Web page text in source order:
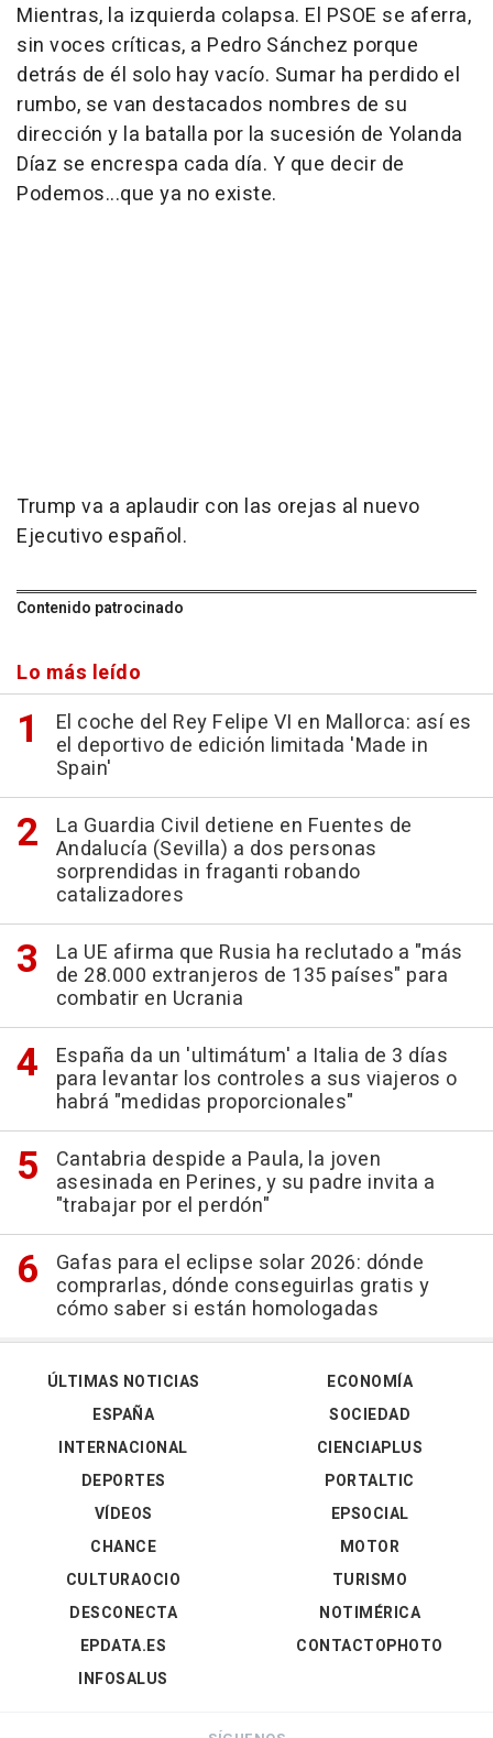
Mientras, la izquierda colapsa. El PSOE se aferra,
sin voces críticas, a Pedro Sánchez porque
detrás de él solo hay vacío. Sumar ha perdido el
rumbo, se van destacados nombres de su
dirección y la batalla por la sucesión de Yolanda
Díaz se encrespa cada día. Y que decir de
Podemos...que ya no existe.
Trump va a aplaudir con las orejas al nuevo
Ejecutivo español.
Contenido patrocinado
Lo más leído
El coche del Rey Felipe VI en Mallorca: así es
el deportivo de edición limitada 'Made in
Spain'
La Guardia Civil detiene en Fuentes de
Andalucía (Sevilla) a dos personas
sorprendidas in fraganti robando
catalizadores
La UE afirma que Rusia ha reclutado a "más
de 28.000 extranjeros de 135 países" para
combatir en Ucrania
España da un 'ultimátum' a Italia de 3 días
para levantar los controles a sus viajeros o
habrá "medidas proporcionales"
Cantabria despide a Paula, la joven
asesinada en Perines, y su padre invita a
"trabajar por el perdón"
Gafas para el eclipse solar 2026: dónde
comprarlas, dónde conseguirlas gratis y
cómo saber si están homologadas
ÚLTIMAS NOTICIAS
ESPAÑA
INTERNACIONAL
DEPORTES
VÍDEOS
ECONOMÍA
SOCIEDAD
CIENCIAPLUS
PORTALTIC
EPSOCIAL
CHANCE
CULTURAOCIO
DESCONECTA
EPDATA.ES
INFOSALUS
MOTOR
TURISMO
NOTIMÉRICA
CONTACTOPHOTO